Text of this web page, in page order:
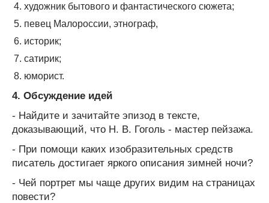
художник бытового и фантастического сюжета;
певец Малороссии, этнограф,
историк;
сатирик;
юморист.
4. Обсуждение идей
- Найдите и зачитайте эпизод в тексте,
доказывающий, что Н. В. Гоголь - мастер пейзажа.
- При помощи каких изобразительных средств
писатель достигает яркого описания зимней ночи?
- Чей портрет мы чаще других видим на страницах
повести?